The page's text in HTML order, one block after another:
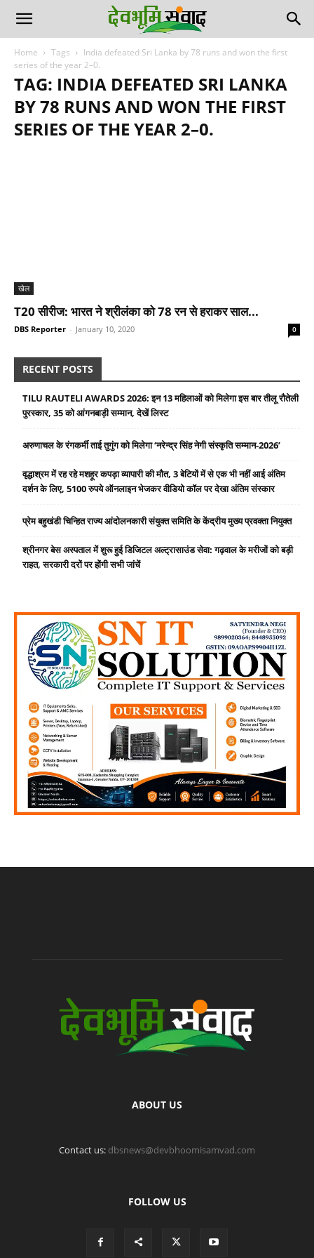
Home Tags
India defeated Sri Lanka by 78 runs and won the first
series of the year 2–0.
TAG: INDIA DEFEATED SRI LANKA
BY 78 RUNS AND WON THE FIRST
SERIES OF THE YEAR 2–0.
खेल
T20 सीरीज: भारत ने श्रीलंका को 78 रन से हराकर साल...
DBS Reporter - January 10, 2020 0
RECENT POSTS
TILU RAUTELI AWARDS 2026: इन 13 महिलाओं को मिलेगा इस बार तीलू रौतेली
पुरस्कार, 35 को आंगनबाड़ी सम्मान, देखें लिस्ट
अरुणाचल के रंगकर्मी ताई तुगुंग को मिलेगा ‘नरेन्द्र सिंह नेगी संस्कृति सम्मान-2026’
वृद्धाश्रम में रह रहे मशहूर कपड़ा व्यापारी की मौत, 3 बेटियों में से एक भी नहीं आई अंतिम
दर्शन के लिए, 5100 रुपये ऑनलाइन भेजकर वीडियो कॉल पर देखा अंतिम संस्कार
प्रेम बहुखंडी चिन्हित राज्य आंदोलनकारी संयुक्त समिति के केंद्रीय मुख्य प्रवक्ता नियुक्त
श्रीनगर बेस अस्पताल में शुरू हुई डिजिटल अल्ट्रासाउंड सेवा: गढ़वाल के मरीजों को बड़ी
राहत, सरकारी दरों पर होंगी सभी जांचें
ABOUT US
Contact us: dbsnews@devbhoomisamvad.com
FOLLOW US